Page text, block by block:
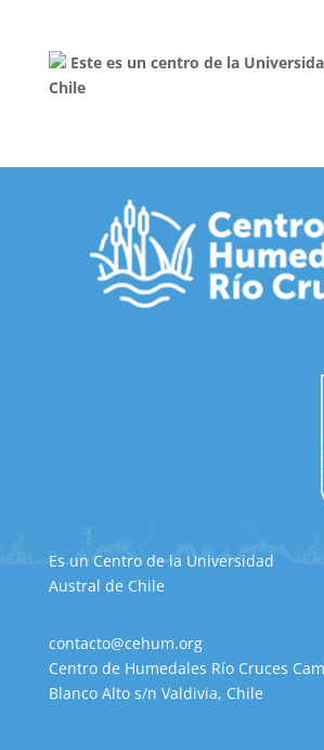
Este es un centro de la
Chile
Es un Centro de la Universidad
Austral de Chile
contacto@cehum.org
Centro de Humedales Río Cruces
Blanco Alto s/n Valdivia, Chile